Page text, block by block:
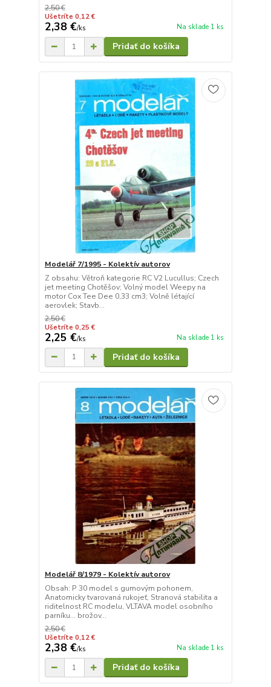
2,50 €
Ušetríte 0,12 €
2,38 €/ks Na sklade 1 ks
Pridať do košíka
Modelář 7/1995 - Kolektív autorov
Z obsahu: Větroň kategorie RC V2 Lucullus; Czech
jet meeting Chotěšov; Volný model Weepy na
motor Cox Tee Dee 0,33 cm3; Volně létající
aerovlek; Stavb...
2,50 €
Ušetríte 0,25 €
2,25 €/ks Na sklade 1 ks
Pridať do košíka
Modelář 8/1979 - Kolektív autorov
Obsah: P 30 model s gumovým pohonem,
Anatomicky tvarovaná rukojeť, Stranová stabilita a
riditelnost RC modelu, VLTAVA model osobního
parníku... brožov...
2,50 €
Ušetríte 0,12 €
2,38 €/ks Na sklade 1 ks
Pridať do košíka